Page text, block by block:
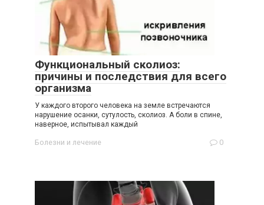
Функциональный сколиоз:
причины и последствия для всего
организма
У каждого второго человека на земле встречаются
нарушение осанки, сутулость, сколиоз. А боли в спине,
наверное, испытывал каждый
Болезни и лечение 0